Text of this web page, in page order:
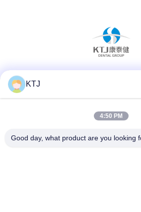
KTJ
4:50 PM
Good day, what product are you looking